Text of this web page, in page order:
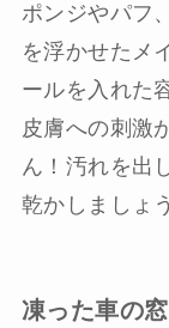
ポンジやパフ
を浮かせたメ
ールを入れた
皮膚への刺激
ん！汚れを出
乾かしましょ
凍った車の